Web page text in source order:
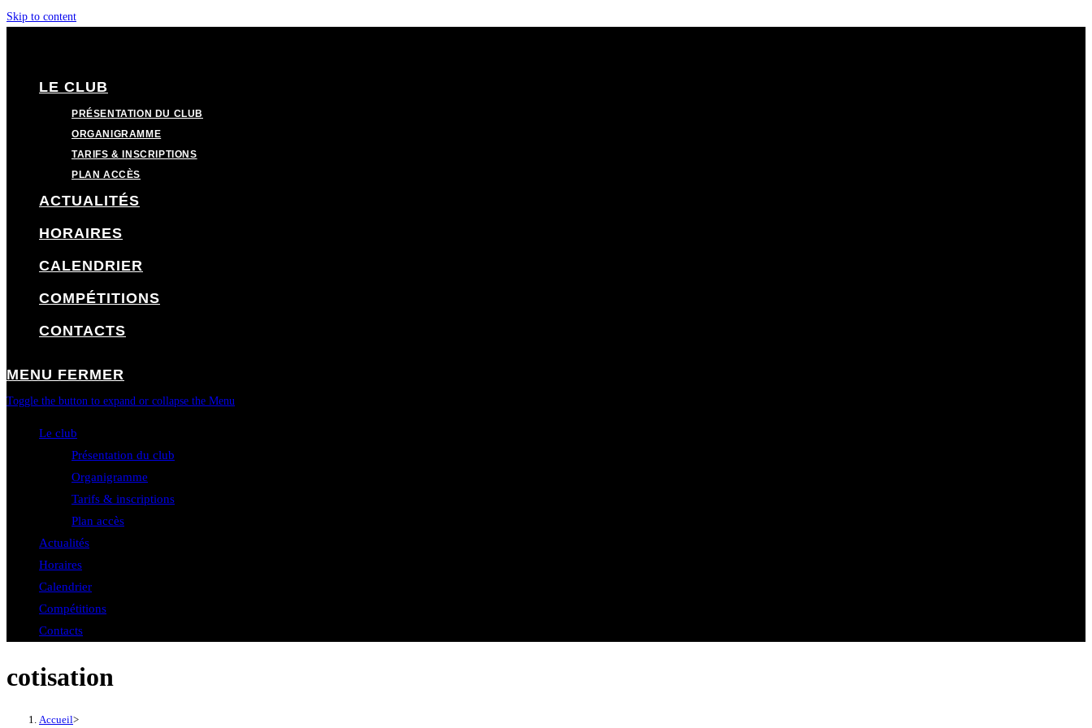
Skip to content
LE CLUB
PRÉSENTATION DU CLUB
ORGANIGRAMME
TARIFS & INSCRIPTIONS
PLAN ACCÈS
ACTUALITÉS
HORAIRES
CALENDRIER
COMPÉTITIONS
CONTACTS
MENU FERMER
Toggle the button to expand or collapse the Menu
Le club
Présentation du club
Organigramme
Tarifs & inscriptions
Plan accès
Actualités
Horaires
Calendrier
Compétitions
Contacts
cotisation
Accueil>